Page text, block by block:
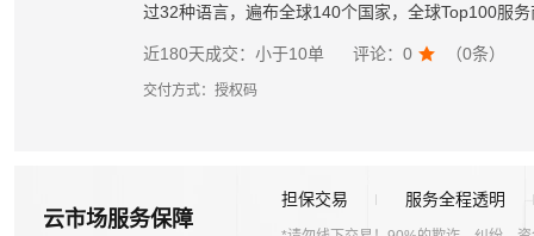
过32种语言，遍布全球140个国家，全球Top100服
近180天成交： 小于10单 评论： 0  （0条）
交付方式： 授权码
云市场服务保障
担保交易 服务全程透明